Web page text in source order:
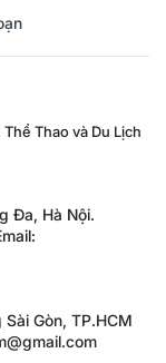
Thao và Du Lịch
Đa, Hà Nội.
Gòn, TP.HCM